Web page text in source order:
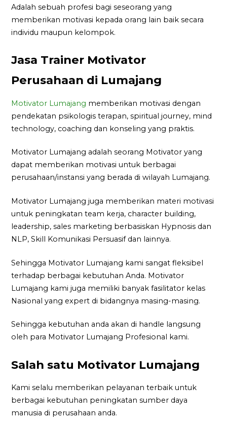
Adalah sebuah profesi bagi seseorang yang
memberikan motivasi kepada orang lain baik secara
individu maupun kelompok.
Jasa Trainer Motivator
Perusahaan di Lumajang
Motivator Lumajang memberikan motivasi dengan
pendekatan psikologis terapan, spiritual journey, mind
technology, coaching dan konseling yang praktis.
Motivator Lumajang adalah seorang Motivator yang
dapat memberikan motivasi untuk berbagai
perusahaan/instansi yang berada di wilayah Lumajang.
Motivator Lumajang juga memberikan materi motivasi
untuk peningkatan team kerja, character building,
leadership, sales marketing berbasiskan Hypnosis dan
NLP, Skill Komunikasi Persuasif dan lainnya.
Sehingga Motivator Lumajang kami sangat fleksibel
terhadap berbagai kebutuhan Anda. Motivator
Lumajang kami juga memiliki banyak fasilitator kelas
Nasional yang expert di bidangnya masing-masing.
Sehingga kebutuhan anda akan di handle langsung
oleh para Motivator Lumajang Profesional kami.
Salah satu Motivator Lumajang
Kami selalu memberikan pelayanan terbaik untuk
berbagai kebutuhan peningkatan sumber daya
manusia di perusahaan anda.